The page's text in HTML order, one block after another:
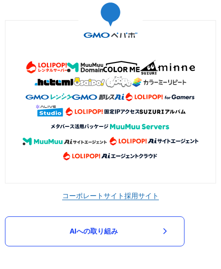
コーポレートサイト採用サイト
AIへの取り組み